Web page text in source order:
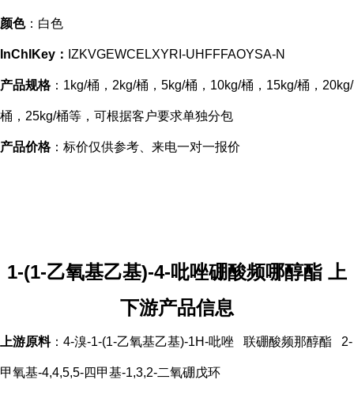
颜色：白色
InChIKey： IZKVGEWCELXYRI-UHFFFAOYSA-N
产品规格：1kg/桶，2kg/桶，5kg/桶，10kg/桶，15kg/桶，20kg/
桶，25kg/桶等，可根据客户要求单独分包
产品价格：标价仅供参考、来电一对一报价
1-(1-乙氧基乙基)-4-吡唑硼酸频哪醇酯 上
下游产品信息
上游原料：4-溴-1-(1-乙氧基乙基)-1H-吡唑 联硼酸频那醇酯 2-
甲氧基-4,4,5,5-四甲基-1,3,2-二氧硼戊环